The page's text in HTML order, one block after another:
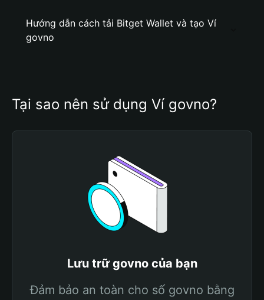
Hướng dẫn cách tải Bitget Wallet và tạo Ví
govno
Tại sao nên sử dụng Ví govno?
Lưu trữ govno của bạn
Đảm bảo an toàn cho số govno bằng